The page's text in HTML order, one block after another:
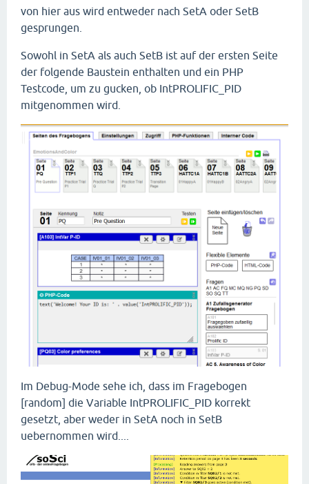
von hier aus wird entweder nach SetA oder SetB
gesprungen.
Sowohl in SetA als auch SetB ist auf der ersten Seite
der folgende Baustein enthalten und ein PHP
Testcode, um zu gucken, ob IntPROLIFIC_PID
mitgenommen wird.
Im Debug-Mode sehe ich, dass im Fragebogen
[random] die Variable IntPROLIFIC_PID korrekt
gesetzt, aber weder in SetA noch in SetB
uebernommen wird....